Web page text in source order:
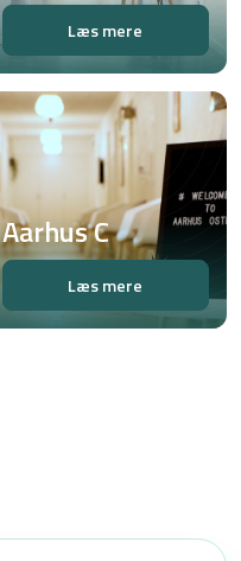
Læs mere
Aarhus C
Læs mere